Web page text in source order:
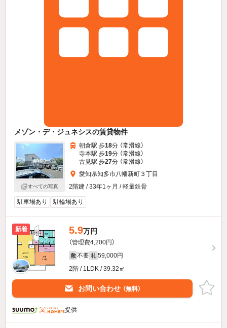
メゾン・デ・ジュネシスの賃貸物件
すべての写真
朝倉駅 歩18分 （常滑線）
寺本駅 歩19分 （常滑線）
古見駅 歩27分 （常滑線）
愛知県知多市八幡新町３丁目
2階建 / 33年1ヶ月 / 軽量鉄骨
駐車場あり 駐輪場あり
新着 5.9万円
（管理費4,200円）
敷 不要 礼 59,000円
2階 / 1LDK / 39.32㎡
お問い合わせ （無料）
提供